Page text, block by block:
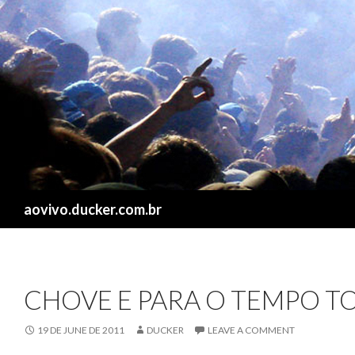
aovivo.ducker.com.br
CHOVE E PARA O TEMPO
19 DE JUNE DE 2011 DUCKER LEAVE A COMMENT